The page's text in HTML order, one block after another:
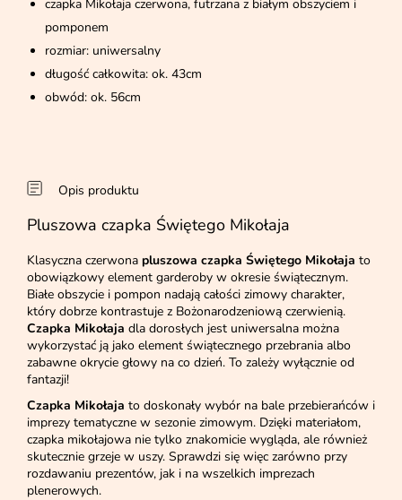
czapka Mikołaja czerwona, futrzana z białym obszyciem i
pomponem
rozmiar: uniwersalny
długość całkowita: ok. 43cm
obwód: ok. 56cm
Opis produktu
Pluszowa czapka Świętego Mikołaja
Klasyczna czerwona pluszowa czapka Świętego Mikołaja to
obowiązkowy element garderoby w okresie świątecznym.
Białe obszycie i pompon nadają całości zimowy charakter,
który dobrze kontrastuje z Bożonarodzeniową czerwienią.
Czapka Mikołaja dla dorosłych jest uniwersalna można
wykorzystać ją jako element świątecznego przebrania albo
zabawne okrycie głowy na co dzień. To zależy wyłącznie od
fantazji!
Czapka Mikołaja to doskonały wybór na bale przebierańców i
imprezy tematyczne w sezonie zimowym. Dzięki materiałom,
czapka mikołajowa nie tylko znakomicie wygląda, ale również
skutecznie grzeje w uszy. Sprawdzi się więc zarówno przy
rozdawaniu prezentów, jak i na wszelkich imprezach
plenerowych.